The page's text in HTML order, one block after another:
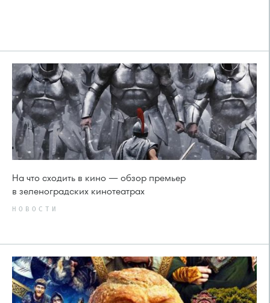
На что сходить в кино — обзор премьер
в зеленоградских кинотеатрах
НОВОСТИ